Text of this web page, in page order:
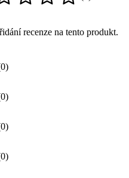
recenze na tento produkt.